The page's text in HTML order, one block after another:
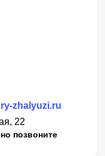
zhalyuzi.ru
22
позвоните